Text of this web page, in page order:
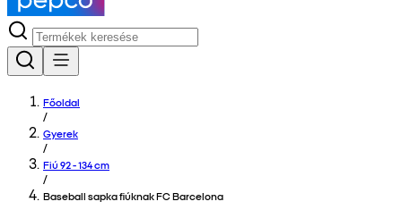
Főoldal
/
Gyerek
/
Fiú 92 - 134 cm
/
Baseball sapka fiúknak FC Barcelona